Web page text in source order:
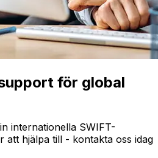
för global
internationella SWIFT-
hjälpa till - kontakta oss idag